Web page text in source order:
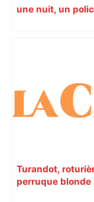
une nuit, un
Turandot,
perruque blonde